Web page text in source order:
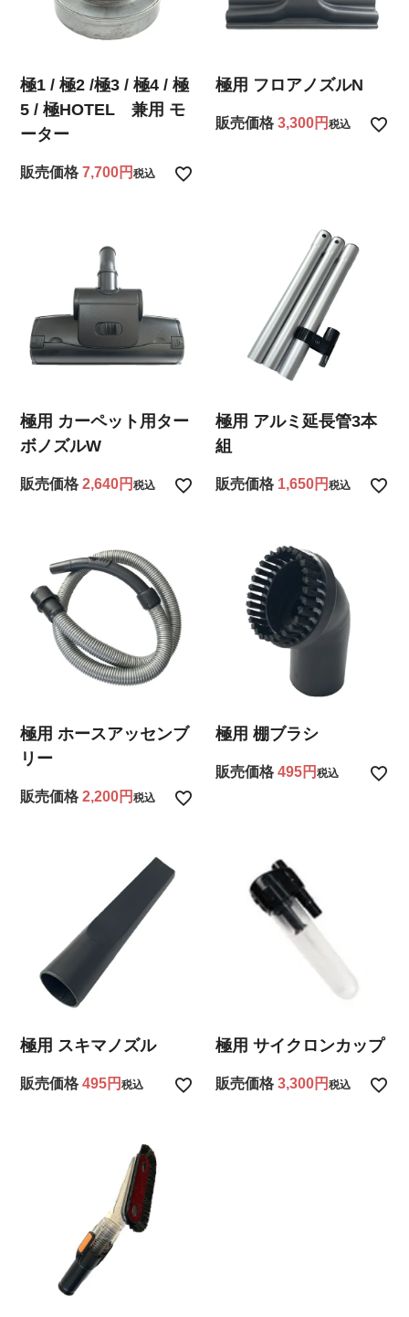
極1 / 極2 /極3 / 極4 / 極
5 / 極HOTEL 兼用 モ
ーター
販売価格 7,700 税込
極用 フロアノズルN
販売価格 3,300 税込
極用 カーペット用ター
ボノズルW
販売価格 2,640 税込
極用 アルミ延長管3本
組
販売価格 1,650 税込
極用 ホースアッセンブ
リー
販売価格 2,200 税込
極用 棚ブラシ
販売価格 495 税込
極用 スキマノズル
販売価格 495 税込
極用 サイクロンカップ
販売価格 3,300 税込